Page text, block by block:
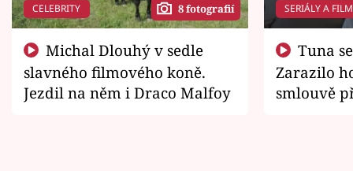
CELEBRITY 8 fotografií
slavného filmového koně.
Jezdil na něm i Draco Malfoy
SERIÁLY A
Zarazilo
smlouvě